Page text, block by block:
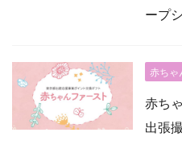
ープ
赤ちゃ
赤ち
出張